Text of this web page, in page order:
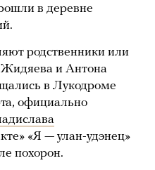
в деревне
родственники или
Жидяева и Антона
в Лукодроме
официально
«Я — улан-удэнец»
похорон.